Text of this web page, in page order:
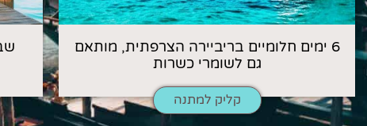
6 ימים חלומיים בריביירה הצרפתית, מותאם
גם לשומרי כשרות
קליק למתנה